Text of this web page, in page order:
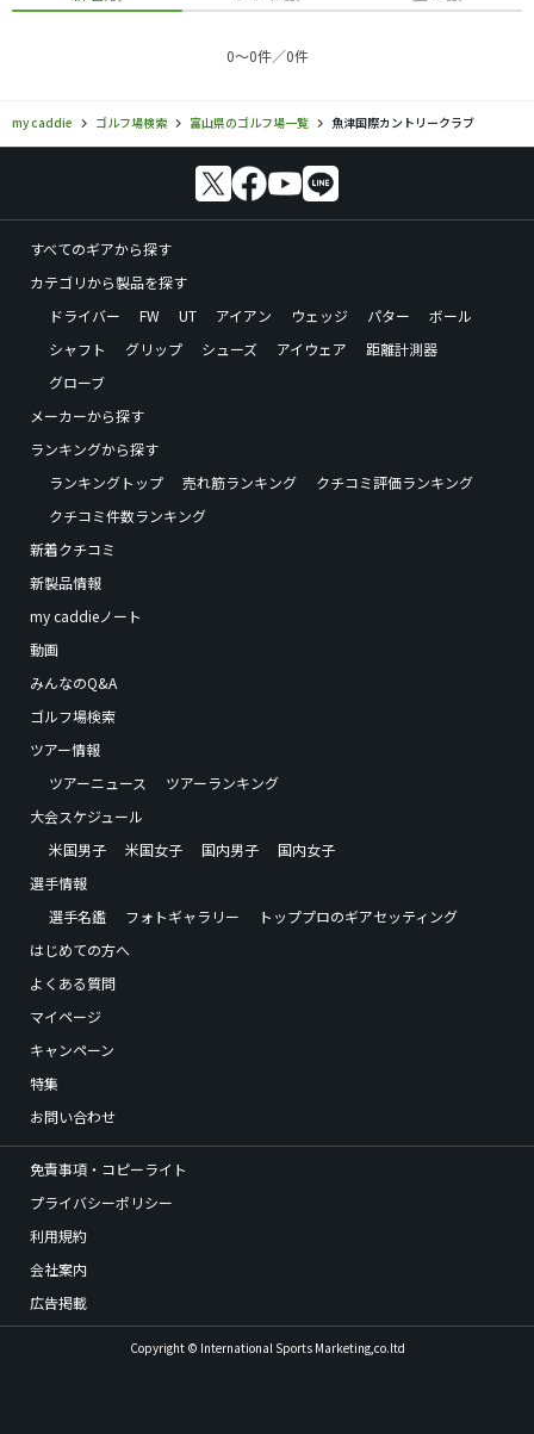
0〜0件／0件
my caddie ゴルフ場検索 富山県のゴルフ場一覧 魚津国際カントリークラブ
すべてのギアから探す
カテゴリから製品を探す
ドライバー
FW UT アイアン ウェッジ パター
ボール
シャフト
グリップ シューズ アイウェア
距離計測器
グローブ
メーカーから探す
ランキングから探す
ランキングトップ
売れ筋ランキング
クチコミ評価ランキング
クチコミ件数ランキング
新着クチコミ
新製品情報
my caddieノート
動画
みんなのQ&A
ゴルフ場検索
ツアー情報
ツアーニュース
ツアーランキング
大会スケジュール
米国男子
米国女子 国内男子
国内女子
選手情報
選手名鑑
フォトギャラリー
トッププロのギアセッティング
はじめての方へ
よくある質問
マイページ
キャンペーン
特集
お問い合わせ
免責事項・コピーライト
プライバシーポリシー
利用規約
会社案内
広告掲載
Copyright © International Sports Marketing,co.ltd